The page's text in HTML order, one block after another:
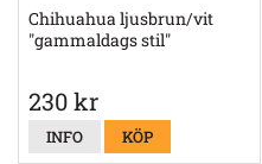
Chihuahua ljusbrun/vit
"gammaldags stil"
230 kr
INFO KÖP